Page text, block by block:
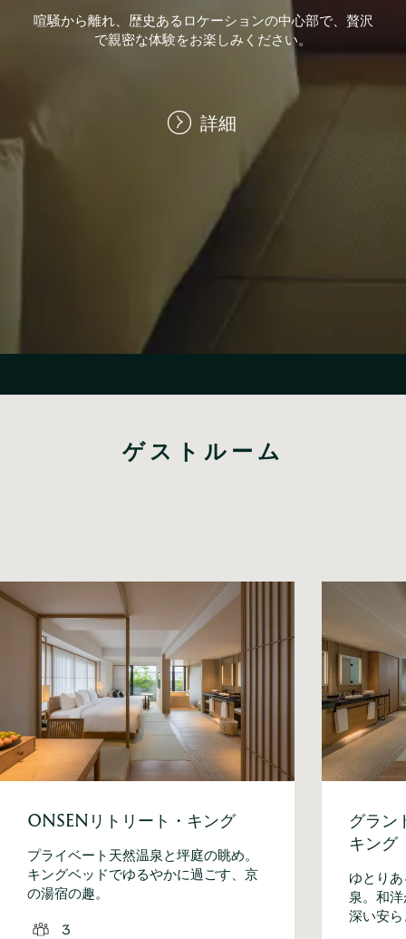
喧騒から離れ、歴史あるロケーションの中心部で、贅沢
で親密な体験をお楽しみください。
詳細
ゲストルーム
ONSENリトリート・キング
プライベート天然温泉と坪庭の眺め。
キングベッドでゆるやかに過ごす、京
の湯宿の趣。
3
グラン
キング
ゆとり
泉。和
深い安